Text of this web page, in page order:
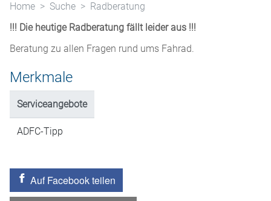
Home Suche
Radberatung
!!! Die heutige Radberatung fällt leider aus !!!
Beratung zu allen Fragen rund ums Fahrad.
Merkmale
Serviceangebote
ADFC-Tipp
Auf Facebook teilen